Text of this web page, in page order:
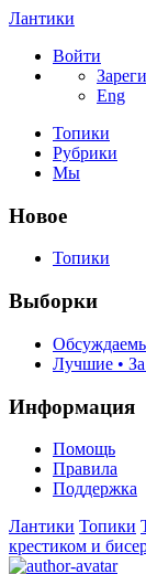
Лантики
Войти
Eng
Топики
Рубрики
Мы
Новое
Топики
Выборки
Лучшие •
Информация
Помощь
Правила
Поддержка
Лантики Топики
крестиком и